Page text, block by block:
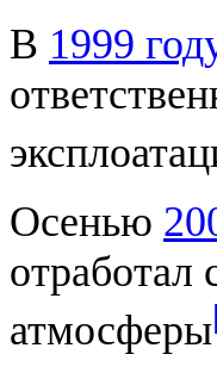
В 1999
Осенью
отработал
атмосферы